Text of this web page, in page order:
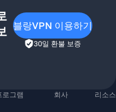
블랑VPN 이용하기
30일 환불 보증
로그램 회사 리소스